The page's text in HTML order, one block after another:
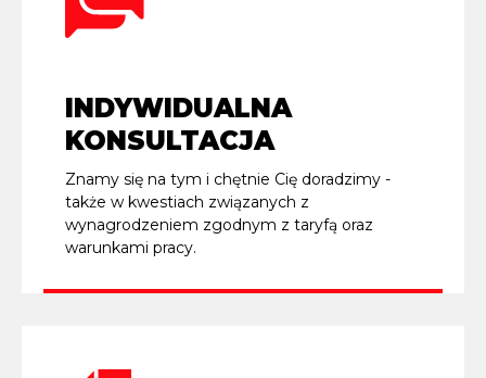
INDYWIDUALNA
KONSULTACJA
Znamy się na tym i chętnie Cię doradzimy -
także w kwestiach związanych z
wynagrodzeniem zgodnym z taryfą oraz
warunkami pracy.